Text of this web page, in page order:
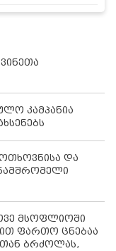
კამპანია
და
მსოფლიოში
ფართო ცნებაა
ბრძოლას,